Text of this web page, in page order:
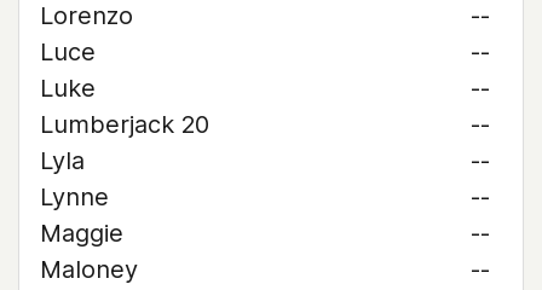
Lorenzo
--
Luce
--
Luke
--
Lumberjack 20
--
Lyla
--
Lynne
--
Maggie
--
Maloney
--